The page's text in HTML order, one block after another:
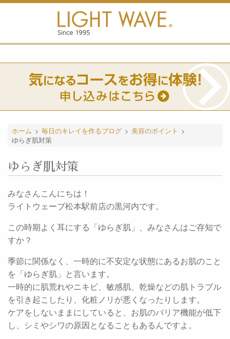
ホーム > 毎日のキレイを作るブログ > 美容のポイント >
ゆらぎ肌対策
ゆらぎ肌対策
みなさんこんにちは！
ライトウェーブ松本駅前店の黒河内です。
この時期よく耳にする「ゆらぎ肌」、みなさんはご存知で
すか？
季節に関係なく、一時的に不安定な状態にあるお肌のこと
を「ゆらぎ肌」と言います。
一時的に肌荒れやニキビ、敏感肌、乾燥などの肌トラブル
を引き起こしたり、化粧ノリが悪くなったりします。
ケアをしないままにしていると、お肌のバリア機能が低下
し、シミやシワの原因となることもあるんですよ。